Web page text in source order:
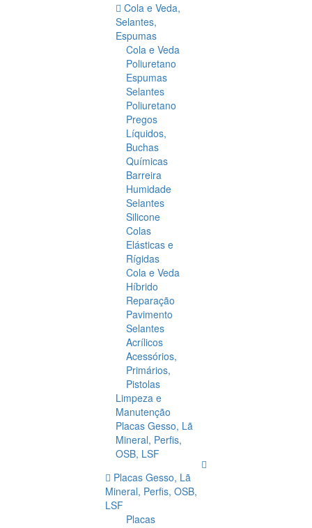
Cola e Veda,
Selantes,
Espumas
Cola e Veda
Poliuretano
Espumas
Selantes
Poliuretano
Pregos
Líquidos,
Buchas
Químicas
Barreira
Humidade
Selantes
Silicone
Colas
Elásticas e
Rígidas
Cola e Veda
Híbrido
Reparação
Pavimento
Selantes
Acrílicos
Acessórios,
Primários,
Pistolas
Limpeza e
Manutenção
Placas Gesso, Lã
Mineral, Perfis,
OSB, LSF
Placas Gesso, Lã
Mineral, Perfis, OSB,
LSF
Placas